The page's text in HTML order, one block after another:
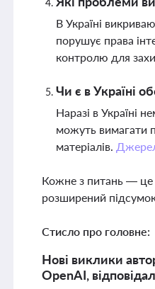
В Україні
порушує права
контролю для
Чи є в Україні
Наразі в Україні
можуть вимагати
матеріалів.
Кожне з питань — це
розширений
Стисло про головне:
Нові виклики
OpenAI,